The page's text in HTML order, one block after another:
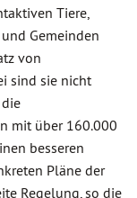
Tiere,
Gemeinden
von
sind sie nicht
mit über 160.000
besseren
Pläne der
Regelung, so die